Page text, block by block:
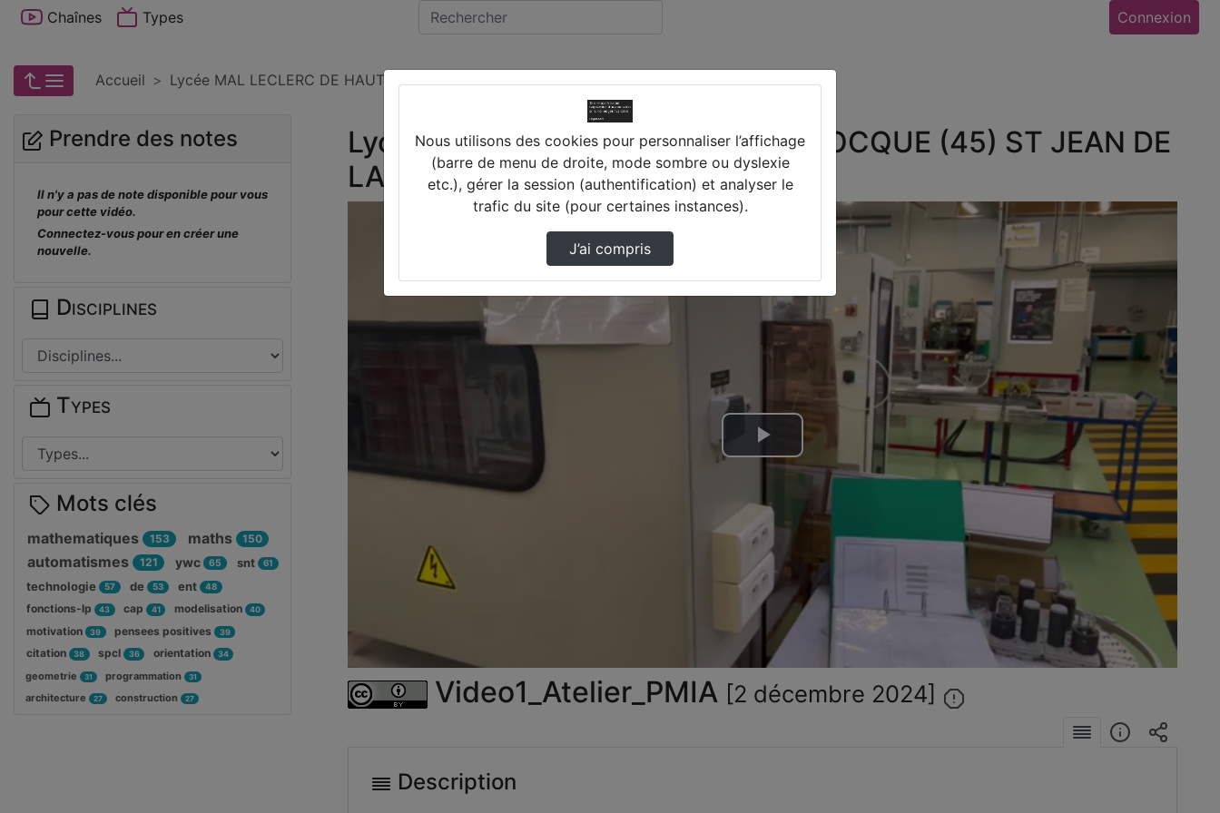
Chaînes Types Connexion
Accueil Lycée MAL LECLERC DE HAUTECLOCQUE (45) ST JEAN DE LA RUELLE Video1_Atelier_Pmia
Lycée MAL LECLERC DE HAUTECLOCQUE (45) ST JEAN DE
LA RUELLE
Lire
vidéo
Video1_Atelier_PMIA [2 décembre 2024]
Description
Prendre des notes
Il n'y a pas de note disponible pour vous
pour cette vidéo.
Connectez-vous pour en créer une
nouvelle.
Disciplines
Types
Mots clés
mathematiques 153 maths 150
automatismes 121 ywc 65 snt 61
technologie 57 de 53 ent 48
fonctions-lp 43 cap 41 modelisation 40
motivation 39 pensees positives 39
citation 38 spcl 36 orientation 34
geometrie 31 programmation 31
architecture 27 construction 27
Nous utilisons des cookies pour personnaliser l’affichage
(barre de menu de droite, mode sombre ou dyslexie
etc.), gérer la session (authentification) et analyser le
trafic du site (pour certaines instances).
J’ai compris